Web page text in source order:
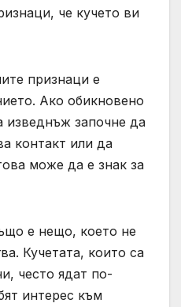
че кучето ви
признаци е
Ако обикновено
изведнъж започне да
контакт или да
може да е знак за
е нещо, което не
Кучетата, които са
често ядат по-
интерес към